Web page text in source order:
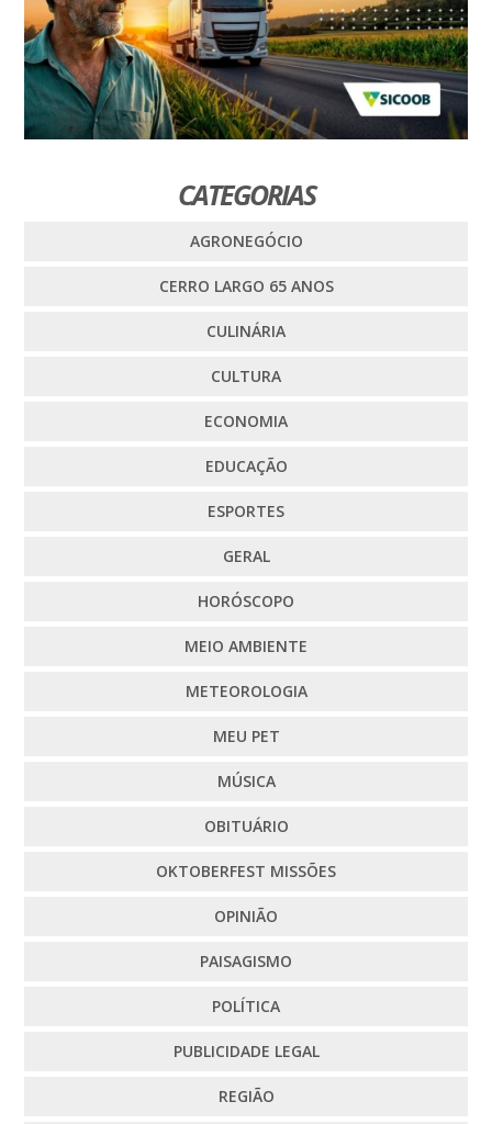
CATEGORIAS
AGRONEGÓCIO
CERRO LARGO 65 ANOS
CULINÁRIA
CULTURA
ECONOMIA
EDUCAÇÃO
ESPORTES
GERAL
HORÓSCOPO
MEIO AMBIENTE
METEOROLOGIA
MEU PET
MÚSICA
OBITUÁRIO
OKTOBERFEST MISSÕES
OPINIÃO
PAISAGISMO
POLÍTICA
PUBLICIDADE LEGAL
REGIÃO